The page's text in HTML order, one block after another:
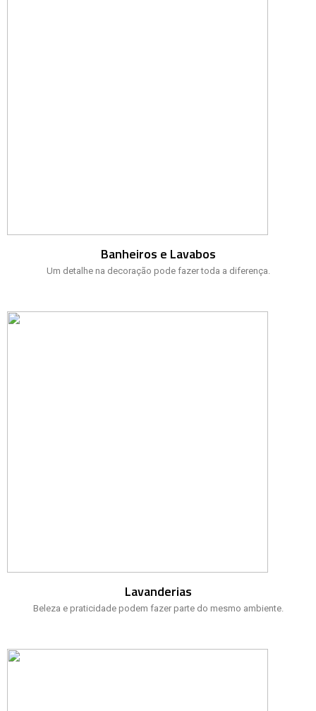
Banheiros e Lavabos
Um detalhe na decoração pode fazer toda a diferença.
Lavanderias
Beleza e praticidade podem fazer parte do mesmo ambiente.